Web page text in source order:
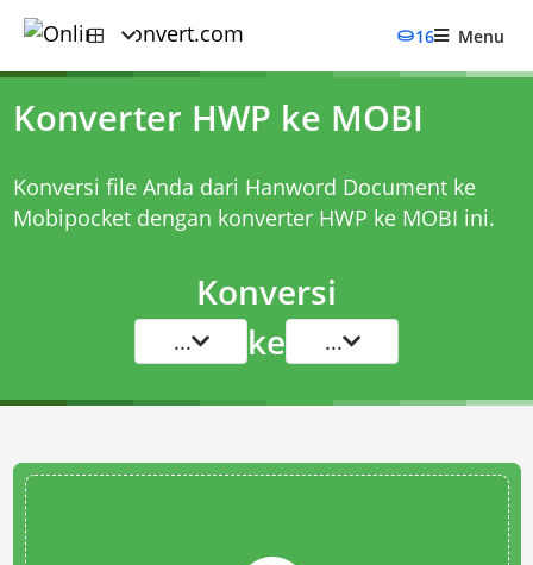
16 Menu
Konverter HWP ke MOBI
Konversi file Anda dari Hanword Document ke
Mobipocket dengan konverter HWP ke MOBI ini.
Konversi
... ke ...